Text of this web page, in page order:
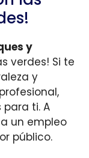
y
verdes! Si te
y
ti. A
un empleo
público.